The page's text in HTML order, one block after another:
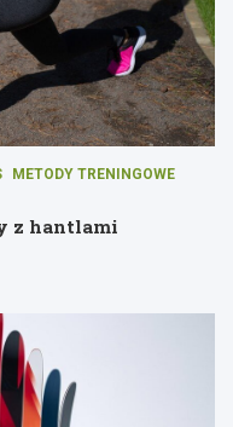
METODY TRENINGOWE
z hantlami